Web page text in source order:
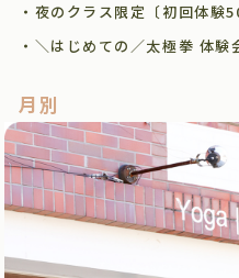
・夜のクラス限定〔初回体験
・＼はじめての／太極拳 体験
月別
月を選択